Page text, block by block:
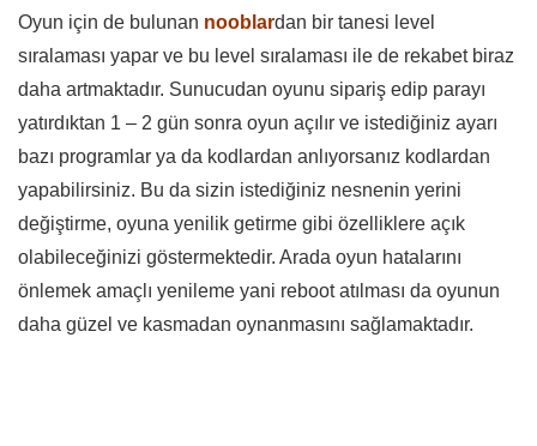
Oyun için de bulunan nooblardan bir tanesi level
sıralaması yapar ve bu level sıralaması ile de rekabet biraz
daha artmaktadır. Sunucudan oyunu sipariş edip parayı
yatırdıktan 1 – 2 gün sonra oyun açılır ve istediğiniz ayarı
bazı programlar ya da kodlardan anlıyorsanız kodlardan
yapabilirsiniz. Bu da sizin istediğiniz nesnenin yerini
değiştirme, oyuna yenilik getirme gibi özelliklere açık
olabileceğinizi göstermektedir. Arada oyun hatalarını
önlemek amaçlı yenileme yani reboot atılması da oyunun
daha güzel ve kasmadan oynanmasını sağlamaktadır.